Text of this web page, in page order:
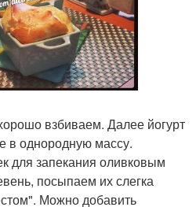
взбиваем. Далее йогурт
в однородную массу.
для запекания оливковым
посыпаем их слегка
Можно добавить